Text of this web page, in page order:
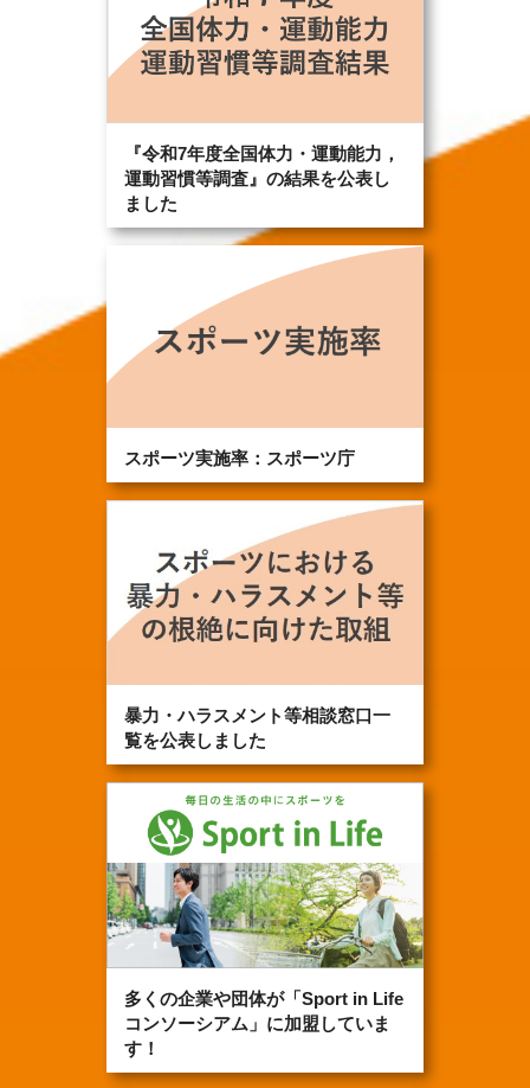
『令和7年度全国体力・運動能力，
運動習慣等調査』の結果を公表し
ました
スポーツ実施率：スポーツ庁
暴力・ハラスメント等相談窓口一
覧を公表しました
多くの企業や団体が「Sport in Life
コンソーシアム」に加盟していま
す！